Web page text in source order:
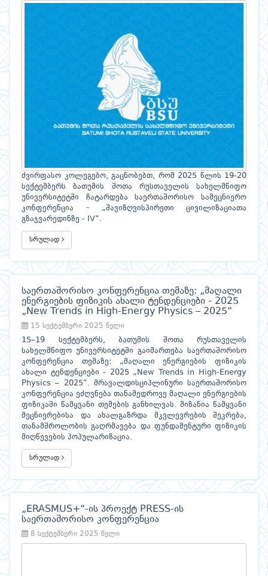
ძვირფასო კოლეგებო, გაცნობებთ, რომ 2025 წლის 19-20
სექტემბერს ბათუმის შოთა რუსთაველის სახელმწიფო
უნივერსიტეტში ჩატარდება საერთაშორისო სამეცნიერო
კონფერენცია − „შავიზღვისპირეთი ცივილიზაციათა
გზაჯვარედინზე - IV“.
სრულად
საერთაშორისო კონფერენცია თემაზე: „მაღალი
ენერგიების ფიზიკის ახალი ტენდენციები - 2025
„New Trends in High-Energy Physics – 2025“
15 სექტემბერი 2025 წელი
15–19 სექტემბერს, ბათუმის შოთა რუსთაველის
სახელმწიფო უნივერსიტეტში გაიმართება საერთაშორისო
კონფერენცია თემაზე: „მაღალი ენერგიების ფიზიკის
ახალი ტენდენციები - 2025 „New Trends in High-Energy
Physics – 2025“. მრავალდისციპლინური საერთაშორისო
კონფერენცია ეძღვნება თანამედროვე მაღალი ენერგიების
ფიზიკაში წამყვანი თემების განხილვას. მიზანია წამყვანი
მეცნიერებისა და ახალგაზრდა მკვლევრების შეკრება,
თანამშროლობის გაღრმავება და ფუნდამენტური ფიზიკის
მიღწევების პოპულარიზაცია.
სრულად
„ERASMUS+“-ის პროექტ PRESS-ის
საერთაშორისო კონფერენცია
8 სექტემბერი 2025 წელი